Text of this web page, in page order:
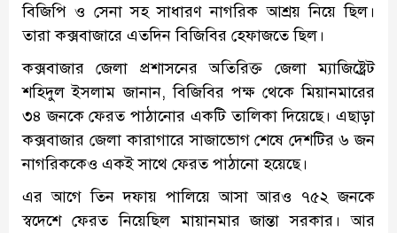
বিজিপি ও সেনা সহ সাধারণ নাগরিক আশ্রয় নিয়ে ছিল।
তারা কক্সবাজারে এতদিন বিজিবির হেফাজতে ছিল।
কক্সবাজার জেলা প্রশাসনের অতিরিক্ত জেলা ম্যাজিষ্ট্রেট
শহিদুল ইসলাম জানান, বিজিবির পক্ষ থেকে মিয়ানমারের
৩৪ জনকে ফেরত পাঠানোর একটি তালিকা দিয়েছে। এছাড়া
কক্সবাজার জেলা কারাগারে সাজাভোগ শেষে দেশটির ৬ জন
নাগরিককেও একই সাথে ফেরত পাঠানো হয়েছে।
এর আগে তিন দফায় পালিয়ে আসা আরও ৭৫২ জনকে
স্বদেশে ফেরত নিয়েছিল মায়ানমার জান্তা সরকার। আর